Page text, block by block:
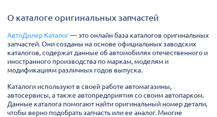
О каталоге оригинальных запчастей
АвтоДилер Каталог— это онлайн база каталогов оригинальных
запчастей. Они созданы на основе официальных заводских
каталогов, содержат данные об автомобилях отечественного и
иностранного производства по маркам, моделям и
модификациям различных годов выпуска.
Каталоги используют в своей работе автомагазины,
автосервисы, а также автопредприятия со своим автопарком.
Данные каталога помогают найти оригинальный номер детали,
чтобы верно подобрать запчасть или ее аналог. Многие